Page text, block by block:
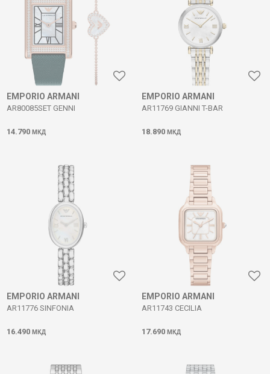
EMPORIO ARMANI
AR80085SET GENNI
14.790 МКД
EMPORIO ARMANI
AR11769 GIANNI T-BAR
18.890 МКД
EMPORIO ARMANI
AR11776 SINFONIA
16.490 МКД
EMPORIO ARMANI
AR11743 CECILIA
17.690 МКД